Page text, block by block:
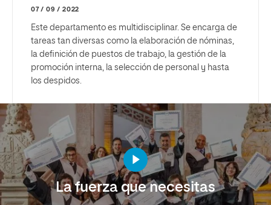
07 / 09 / 2022
Este departamento es multidisciplinar. Se encarga de
tareas tan diversas como la elaboración de nóminas,
la definición de puestos de trabajo, la gestión de la
promoción interna, la selección de personal y hasta
los despidos.
La fuerza que necesitas